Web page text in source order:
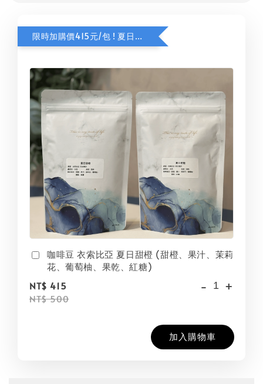
限時加購價415元/包 ! 夏日甜橙咖啡豆
咖啡豆 衣索比亞 夏日甜橙 (甜橙、果汁、茉莉
花、葡萄柚、果乾、紅糖)
NT$ 415
NT$ 500
- +
加入購物車